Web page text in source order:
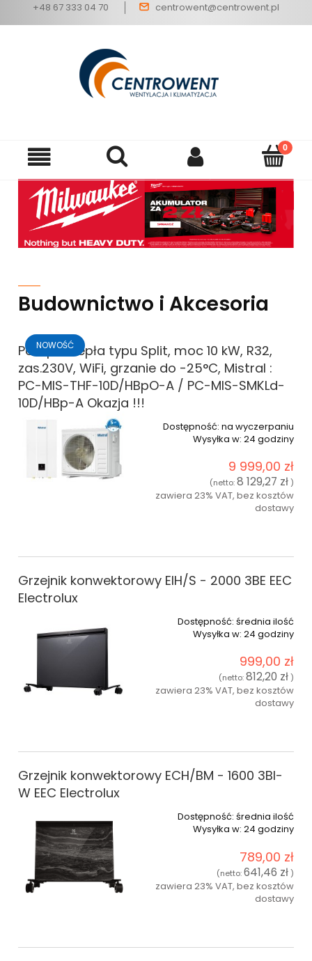
+48 67 333 04 70 centrowent@centrowent.pl
Budownictwo i Akcesoria
Pompa ciepła typu Split, moc 10 kW, R32,
zas.230V, WiFi, grzanie do -25°C, Mistral :
PC-MIS-THF-10D/HBpO-A / PC-MIS-SMKLd-
10D/HBp-A Okazja !!!
Dostępność: na wyczerpaniu
Wysyłka w: 24 godziny
9 999,00 zł
(netto:8 129,27 zł)
zawiera 23% VAT, bez kosztów
dostawy
NOWOŚĆ
Grzejnik konwektorowy EIH/S - 2000 3BE EEC
Electrolux
Dostępność: średnia ilość
Wysyłka w: 24 godziny
999,00 zł
(netto:812,20 zł)
zawiera 23% VAT, bez kosztów
dostawy
Grzejnik konwektorowy ECH/BM - 1600 3BI-
W EEC Electrolux
Dostępność: średnia ilość
Wysyłka w: 24 godziny
789,00 zł
(netto:641,46 zł)
zawiera 23% VAT, bez kosztów
dostawy